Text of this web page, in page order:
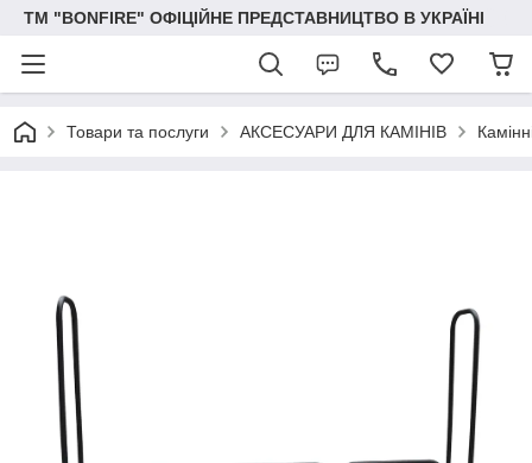
ТМ "BONFIRE" ОФІЦІЙНЕ ПРЕДСТАВНИЦТВО В УКРАЇНІ
Товари та послуги АКСЕСУАРИ ДЛЯ КАМІНІВ